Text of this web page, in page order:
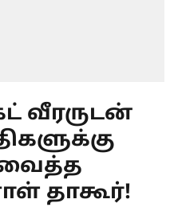
வீரருடன்
வைத்த
தாகூர்!